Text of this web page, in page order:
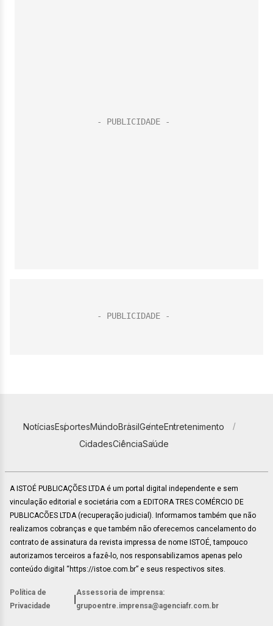
NotíciasEsportesMundoBrasilGenteEntretenimento
CidadesCiênciaSaúde
A ISTOÉ PUBLICAÇÕES LTDA é um portal digital independente e sem
vinculação editorial e societária com a EDITORA TRES COMÉRCIO DE
PUBLICACÕES LTDA (recuperação judicial). Informamos também que não
realizamos cobranças e que também não oferecemos cancelamento do
contrato de assinatura da revista impressa de nome ISTOÉ, tampouco
autorizamos terceiros a fazê-lo, nos responsabilizamos apenas pelo
conteúdo digital “https://istoe.com.br” e seus respectivos sites.
Política de
Privacidade
Assessoria de imprensa:
grupoentre.imprensa@agenciafr.com.br